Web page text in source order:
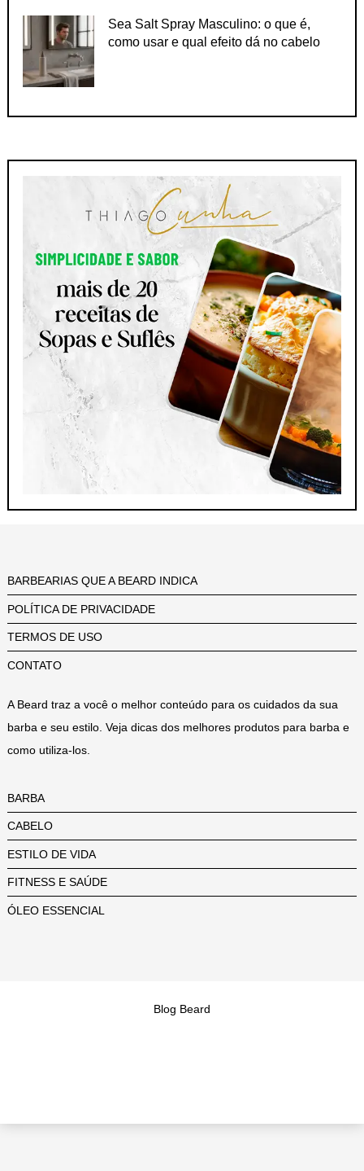
Sea Salt Spray Masculino: o que é,
como usar e qual efeito dá no cabelo
BARBEARIAS QUE A BEARD INDICA
POLÍTICA DE PRIVACIDADE
TERMOS DE USO
CONTATO
A Beard traz a você o melhor conteúdo para os cuidados da sua
barba e seu estilo. Veja dicas dos melhores produtos para barba e
como utiliza-los.
BARBA
CABELO
ESTILO DE VIDA
FITNESS E SAÚDE
ÓLEO ESSENCIAL
Blog Beard